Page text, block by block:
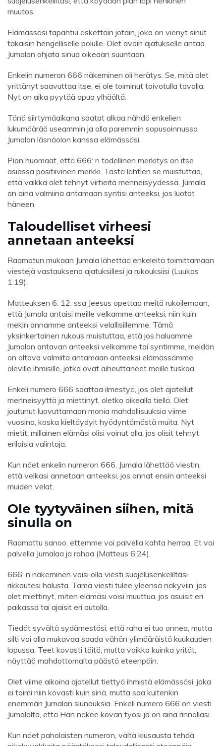
muutos.
Elämässäsi tapahtui äskettäin jotain, joka on vienyt sinut
takaisin hengelliselle polulle. Olet avoin ajatukselle antaa
Jumalan ohjata sinua oikeaan suuntaan.
Enkelin numeron 666 näkeminen oli herätys. Se, mitä olet
yrittänyt saavuttaa itse, ei ole toiminut toivotulla tavalla.
Nyt on aika pyytää apua ylhäältä.
Tänä siirtymäaikana saatat alkaa nähdä enkelien
lukumäärää useammin ja olla paremmin sopusoinnussa
Jumalan läsnäolon kanssa elämässäsi.
Pian huomaat, että 666: n todellinen merkitys on itse
asiassa positiivinen merkki. Tästä lähtien se muistuttaa,
että vaikka olet tehnyt virheitä menneisyydessä, Jumala
on aina valmiina antamaan syntisi anteeksi, jos luotat
häneen.
Taloudelliset virheesi
annetaan anteeksi
Raamatun mukaan Jumala lähettää enkeleitä toimittamaan
viestejä vastauksena ajatuksillesi ja rukouksiisi (Luukas
1:19).
Matteuksen 6: 12: ssa Jeesus opettaa meitä rukoilemaan,
että Jumala antaisi meille velkamme anteeksi, niin kuin
mekin annamme anteeksi velallisillemme. Tämä
yksinkertainen rukous muistuttaa, että jos haluamme
Jumalan antavan anteeksi velkamme tai syntimme, meidän
on oltava valmiita antamaan anteeksi elämässämme
oleville ihmisille, jotka ovat aiheuttaneet meille tuskaa.
Enkeli numero 666 saattaa ilmestyä, jos olet ajatellut
menneisyyttä ja miettinyt, oletko oikealla tiellä. Olet
joutunut luovuttamaan monia mahdollisuuksia viime
vuosina, koska kieltäydyit hyödyntämästä muita. Nyt
mietit, millainen elämäsi olisi voinut olla, jos olisit tehnyt
erilaisia ​​valintoja.
Kun näet enkelin numeron 666, Jumala lähettää viestin,
että velkasi annetaan anteeksi, jos annat ensin anteeksi
muiden velat.
Ole tyytyväinen siihen, mitä
sinulla on
Raamattu sanoo, ettemme voi palvella kahta herraa. Et voi
palvella Jumalaa ja rahaa (Matteus 6:24).
666: n näkeminen voisi olla viesti suojelusenkeliltäsi
rikkautesi halusta. Tämä viesti tulee yleensä näkyviin, jos
olet miettinyt, miten elämäsi voisi muuttua, jos asuisit eri
paikassa tai ajaisit eri autolla.
Tiedät syvältä sydämestäsi, että raha ei tuo onnea, mutta
silti voi olla mukavaa saada vähän ylimääräistä kuukauden
lopussa. Teet kovasti töitä, mutta vaikka kuinka yrität,
näyttää mahdottomalta päästä eteenpäin.
Olet viime aikoina ajatellut tiettyä ihmistä elämässäsi, joka
ei toimi niin kovasti kuin sinä, mutta saa kuitenkin
enemmän Jumalan siunauksia. Enkeli numero 666 on viesti
Jumalalta, että Hän näkee kovan työsi ja on aina rinnallasi.
Kun näet paholaisten numeron, vältä kiusausta tehdä